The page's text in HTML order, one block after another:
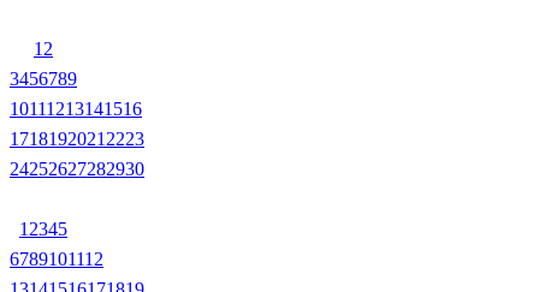
1 2
3456789
10111213141516
1718192021 2223
24252627282930
1 2345
6789101112